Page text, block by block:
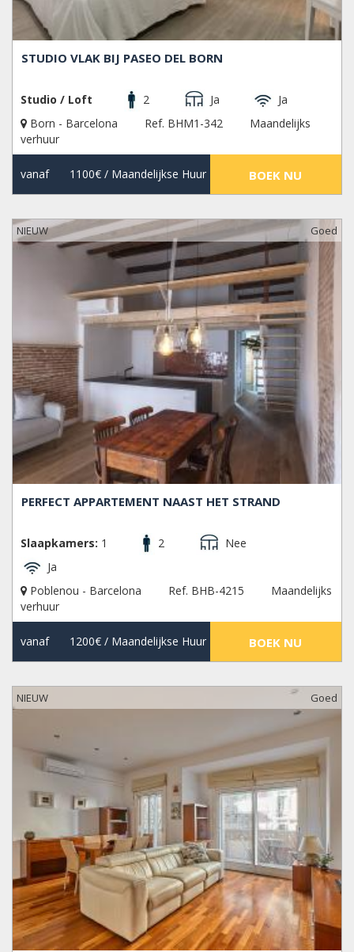
STUDIO VLAK BIJ PASEO DEL BORN
Studio / Loft 2 Ja
Ja
Born - Barcelona
Ref. BHM1-342
Maandelijks
verhuur
vanaf 1100€/ Maandelijkse Huur BOEK NU
NIEUW Goed
PERFECT APPARTEMENT NAAST HET STRAND
Slaapkamers: 1 2
Nee
Ja
Poblenou - Barcelona
Ref. BHB-4215
Maandelijks
verhuur
vanaf 1200€/ Maandelijkse Huur BOEK NU
NIEUW Goed